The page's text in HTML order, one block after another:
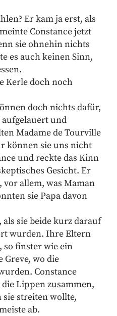
Er kam ja erst, als
Constance jetzt
sie ohnehin nichts
es auch keinen Sinn,
Kerle doch noch
doch nichts dafür,
aufgelauert und
Madame de Tourville
können sie uns nicht
und reckte das Kinn
Gesicht. Er
vor allem, was Maman
sie Papa davon
als sie beide kurz darauf
wurden. Ihre Eltern
so finster wie ein
Greve, wo die
Constance
Lippen zusammen,
sie streiten wollte,
ab.